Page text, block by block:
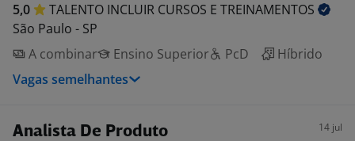
5,0 TALENTO INCLUIR CURSOS E TREINAMENTOS
São Paulo - SP
A combinar
Ensino Superior PcD
Híbrido
Vagas semelhantes
Analista De Produto 14 jul